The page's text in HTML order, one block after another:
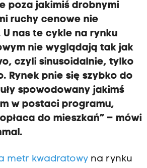
poza jakimiś drobnymi
ruchy cenowe nie
nas te cykle na rynku
nie wyglądają tak jak
czyli sinusoidalnie, tylko
Rynek pnie się szybko do
spowodowany jakimś
w postaci programu,
do mieszkań” – mówi
metr kwadratowyna rynku